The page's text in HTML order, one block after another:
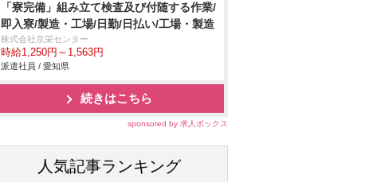
「寮完備」組み立て検査及び付随する作業/
即入寮/製造・工場/日勤/日払い/工場・製造
株式会社京栄センター
時給1,250円～1,563円
派遣社員 / 愛知県
続きはこちら
sponsored by 求人ボックス
人気記事ランキング